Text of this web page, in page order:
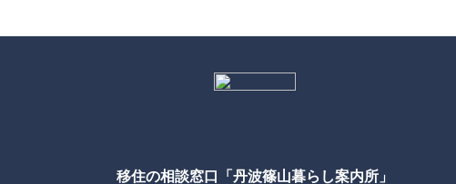
移住の相談窓口「丹波篠山暮らし案内所」